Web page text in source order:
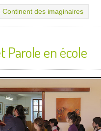
Continent des imaginaires
Parole en école